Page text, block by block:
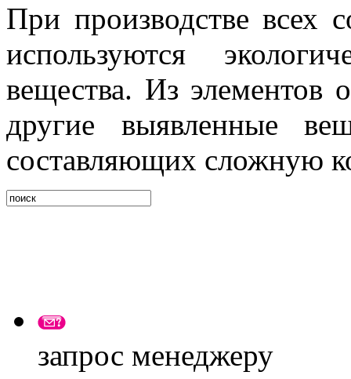
При производстве всех
используются
вещества. Из элементов
другие выявленные
составляющих сложную
запрос менеджеру